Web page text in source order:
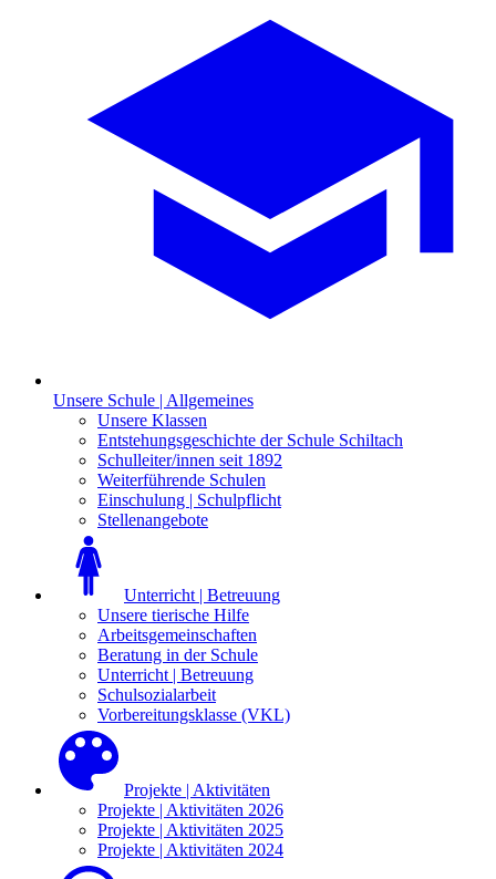
Unsere Schule | Allgemeines
Unsere Klassen
Entstehungsgeschichte der Schule Schiltach
Schulleiter/innen seit 1892
Weiterführende Schulen
Einschulung | Schulpflicht
Stellenangebote
Unterricht | Betreuung
Unsere tierische Hilfe
Arbeitsgemeinschaften
Beratung in der Schule
Unterricht | Betreuung
Schulsozialarbeit
Vorbereitungsklasse (VKL)
Projekte | Aktivitäten
Projekte | Aktivitäten 2026
Projekte | Aktivitäten 2025
Projekte | Aktivitäten 2024